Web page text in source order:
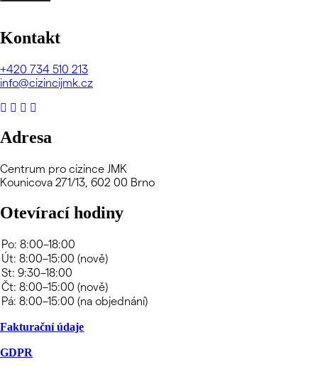
Kontakt
+420 734 510 213
info@cizincijmk.cz
Adresa
Centrum pro cizince JMK
Kounicova 271/13, 602 00 Brno
Otevírací hodiny
Fakturační údaje
GDPR